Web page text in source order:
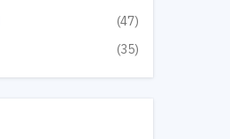
(47)
(35)